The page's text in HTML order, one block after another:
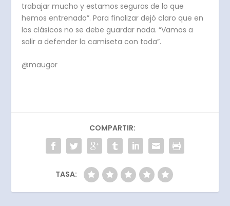
trabajar mucho y estamos seguras de lo que
hemos entrenado”. Para finalizar dejó claro que en
los clásicos no se debe guardar nada. “Vamos a
salir a defender la camiseta con toda”.
@maugor
COMPARTIR:
TASA: